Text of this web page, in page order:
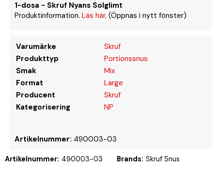
1-dosa - Skruf Nyans Solglimt
Produktinformation. Läs här. (Öppnas i nytt fönster)
Varumärke
Skruf
Produkttyp
Portionssnus
Smak
Mix
Format
Large
Producent
Skruf
Kategorisering
NP
Artikelnummer: 490003-03
Artikelnummer: 490003-03 Brands: Skruf Snus